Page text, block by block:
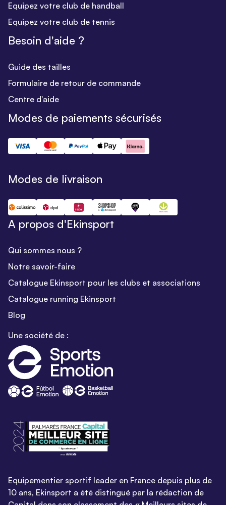
Equipez votre club de handball
Equipez votre club de tennis
Besoin d'aide ?
Guide des tailles
Formulaire de retour de commande
Centre d'aide
Modes de paiements sécurisés
Modes de livraison
A propos d'Ekinsport
Qui sommes nous ?
Notre savoir-faire
Catalogue Ekinsport pour les clubs et associations
Catalogue running Ekinsport
Blog
Une société de :
Equipementier sportif leader en France depuis plus de
10 ans, Ekinsport a été distingué par la rédaction de